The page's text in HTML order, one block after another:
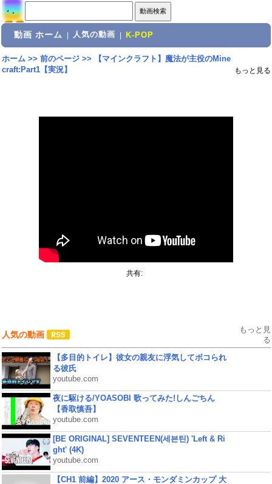
動画 ホーム 人気の動画 K-POP
ホーム>> 前のページ>>
【マインクラフト】魔法が主役のMine
craft:Part1【実況】
もっと見る
共有:
人気の動画
もっと見
る
【多目的トイレ】彼女の親友に浮気してボコられ
る彼氏
youtube.com
夜に駆ける/YOASOBI 歌ってみた!しんごちん
【香取慎吾】
youtube.com
[BE ORIGINAL] SEVENTEEN(세븐틴) 'Left & Ri
ght' (4K)
youtube.com
【CH1 前編】2020 アース・モンダミンカップ 大